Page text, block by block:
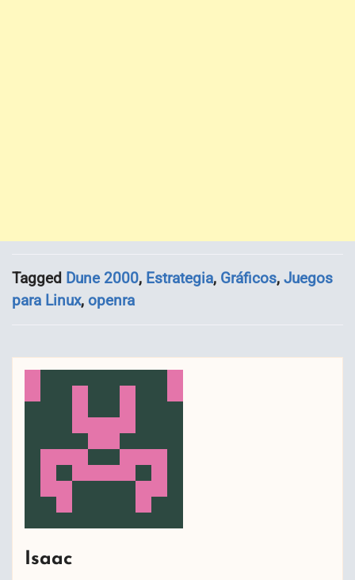
Tagged Dune 2000, Estrategia, Gráficos, Juegos
para Linux, openra
Isaac